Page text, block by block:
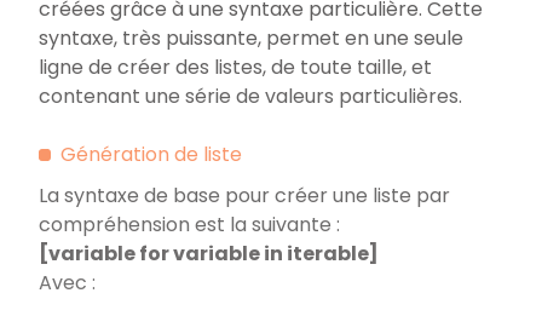
créées grâce à une syntaxe particulière. Cette
syntaxe, très puissante, permet en une seule
ligne de créer des listes, de toute taille, et
contenant une série de valeurs particulières.
Génération de liste
La syntaxe de base pour créer une liste par
compréhension est la suivante :
[variable for variable in iterable]
Avec :